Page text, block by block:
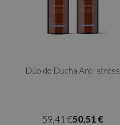
Dúo de Ducha Anti-stress
50,51 €
59,41 €